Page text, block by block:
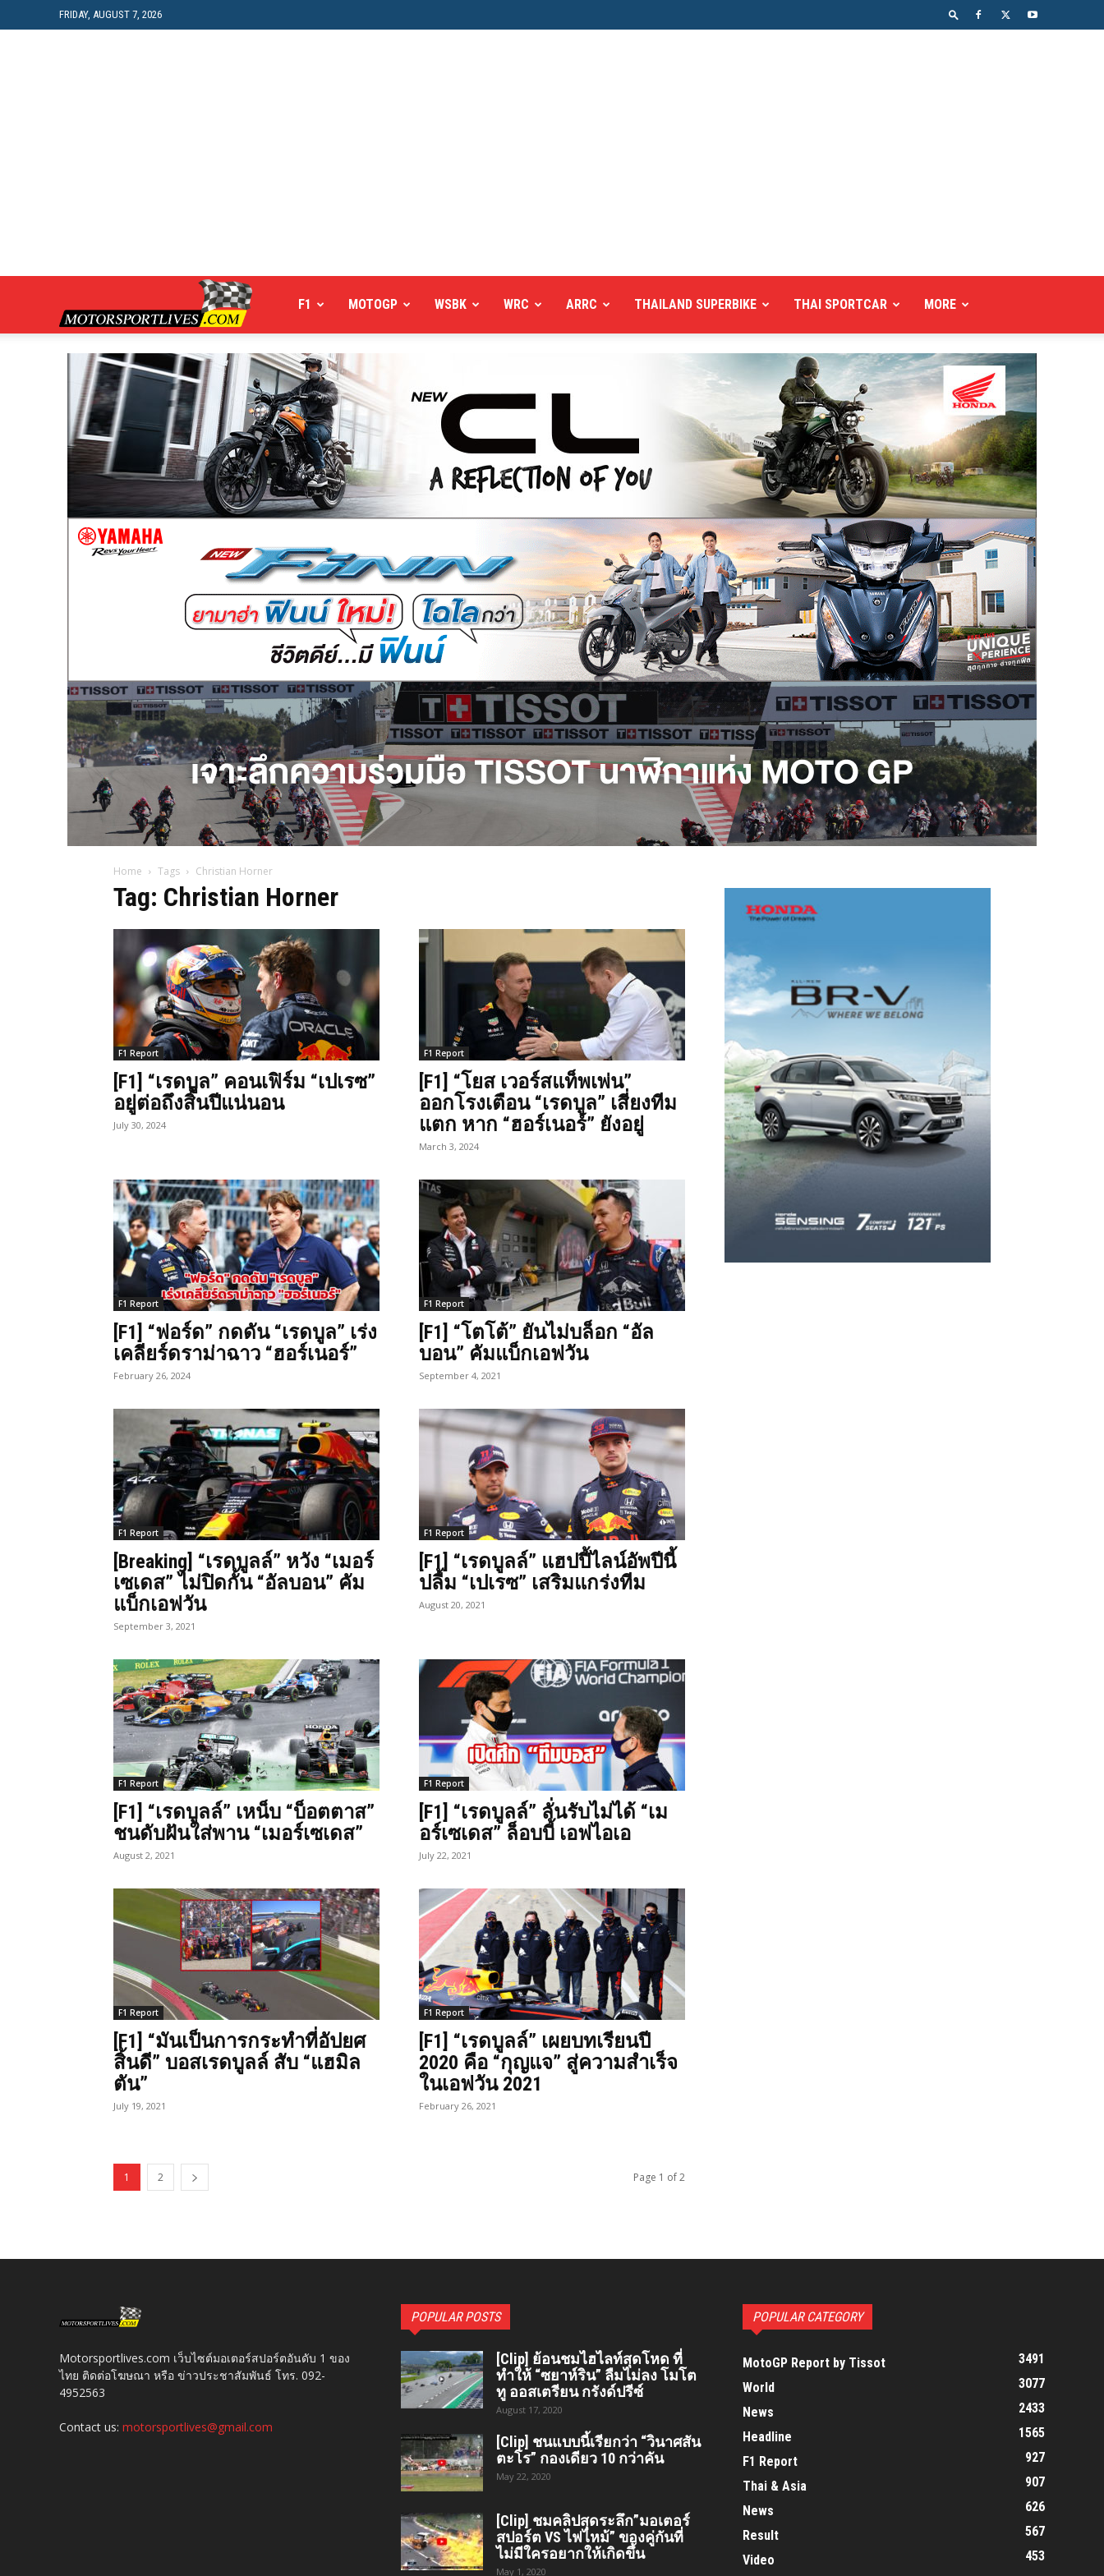
FRIDAY, AUGUST 7, 2026
Motorsportlives
F1 MOTOGP WSBK WRC ARRC THAILAND SUPERBIKE THAI SPORTCAR MORE
Home Tags Christian Horner
Tag: Christian Horner
F1 Report
[F1] “เรดบูล” คอนเฟิร์ม “เปเรซ”
อยู่ต่อถึงสิ้นปีแน่นอน
July 30, 2024
F1 Report
[F1] “โยส เวอร์สแท็พเพ่น”
ออกโรงเตือน “เรดบูล” เสี่ยงทีม
แตก หาก “ฮอร์เนอร์” ยังอยู่
March 3, 2024
F1 Report
[F1] “ฟอร์ด” กดดัน “เรดบูล” เร่ง
เคลียร์ดราม่าฉาว “ฮอร์เนอร์”
February 26, 2024
F1 Report
[F1] “โตโต้” ยันไม่บล็อก “อัล
บอน” คัมแบ็กเอฟวัน
September 4, 2021
F1 Report
[Breaking] “เรดบูลล์” หวัง “เมอร์
เซเดส” ไม่ปิดกั้น “อัลบอน” คัม
แบ็กเอฟวัน
September 3, 2021
F1 Report
[F1] “เรดบูลล์” แฮปปี้ไลน์อัพปีนี้
ปลื้ม “เปเรซ” เสริมแกร่งทีม
August 20, 2021
F1 Report
[F1] “เรดบูลล์” เหน็บ “บ็อตตาส”
ชนดับฝันใส่พาน “เมอร์เซเดส”
August 2, 2021
F1 Report
[F1] “เรดบูลล์” ลั่นรับไม่ได้ “เม
อร์เซเดส” ล็อบบี้ เอฟไอเอ
July 22, 2021
F1 Report
[F1] “มันเป็นการกระทำที่อัปยศ
สิ้นดี” บอสเรดบูลล์ สับ “แฮมิล
ตัน”
July 19, 2021
F1 Report
[F1] “เรดบูลล์” เผยบทเรียนปี
2020 คือ “กุญแจ” สู่ความสำเร็จ
ในเอฟวัน 2021
February 26, 2021
1 2 Page 1 of 2
Motorsportlives.com เว็บไซต์มอเตอร์สปอร์ตอันดับ 1 ของ
ไทย ติดต่อโฆษณา หรือ ข่าวประชาสัมพันธ์ โทร. 092-
4952563
Contact us: motorsportlives@gmail.com
POPULAR POSTS
[Clip] ย้อนชมไฮไลท์สุดโหด ที่
ทำให้ “ซยาห์ริน” ลืมไม่ลง โมโต
ทู ออสเตรียน กรังด์ปรีซ์
August 17, 2020
[Clip] ชนแบบนี้เรียกว่า “วินาศสัน
ตะโร”​ กองเดียว 10 กว่าคัน
May 22, 2020
[Clip] ชมคลิปสุดระลึก”มอเตอร์
สปอร์ต VS ไฟไหม้” ของคู่กันที่
ไม่มีใครอยากให้เกิดขึ้น
May 1, 2020
POPULAR CATEGORY
MotoGP Report by Tissot
3491
World
3077
News
2433
Headline
1565
F1 Report
927
Thai & Asia
907
News
626
Result
567
Video
453